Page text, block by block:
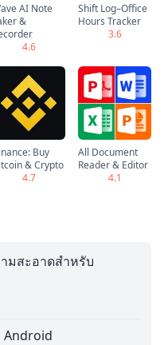
AI Note
&
4.6
Shift Log–Office
Hours Tracker
3.6
Buy
& Crypto
4.7
All Document
Reader & Editor
4.1
มสะอาดสำหรับ
Android